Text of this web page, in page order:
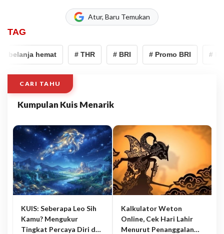
Atur, Baru Temukan
TAG
belanja hemat # THR # BRI # Promo BRI #
CARI TAHU
Kumpulan Kuis Menarik
KUIS: Seberapa Leo Sih
Kamu? Mengukur
Tingkat Percaya Diri dan
Kalkulator Weton
Online, Cek Hari Lahir
Menurut Penanggalan